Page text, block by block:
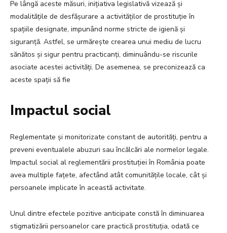
Pe lângă aceste măsuri, inițiativa legislativă vizează și
modalitățile de desfășurare a activităților de prostituție în
spațiile designate, impunând norme stricte de igienă și
siguranță. Astfel, se urmărește crearea unui mediu de lucru
sănătos și sigur pentru practicanți, diminuându-se riscurile
asociate acestei activități. De asemenea, se preconizează ca
aceste spații să fie
Impactul social
Reglementate și monitorizate constant de autorități, pentru a
preveni eventualele abuzuri sau încălcări ale normelor legale.
Impactul social al reglementării prostituției în România poate
avea multiple fațete, afectând atât comunitățile locale, cât și
persoanele implicate în această activitate.
Unul dintre efectele pozitive anticipate constă în diminuarea
stigmatizării persoanelor care practică prostituția, odată ce